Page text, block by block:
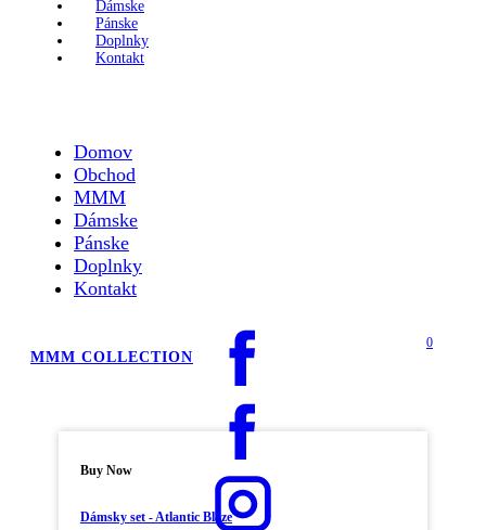
Dámske
Pánske
Doplnky
Kontakt
Domov
Obchod
MMM
Dámske
Pánske
Doplnky
Kontakt
MMM COLLECTION
0
Buy Now
Dámsky set - Atlantic Blaze